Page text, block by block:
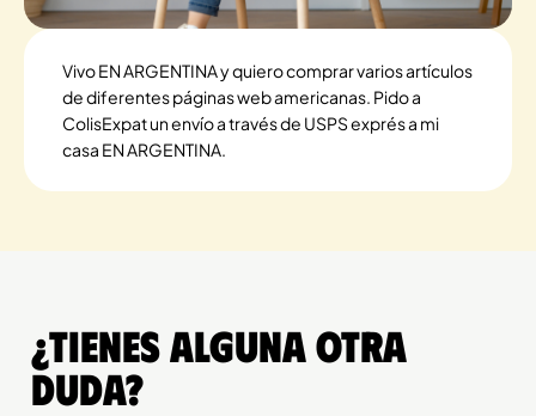
Vivo EN ARGENTINA y quiero comprar varios artículos
de diferentes páginas web americanas. Pido a
ColisExpat un envío a través de USPS exprés a mi
casa EN ARGENTINA.
¿Tienes alguna otra
duda?